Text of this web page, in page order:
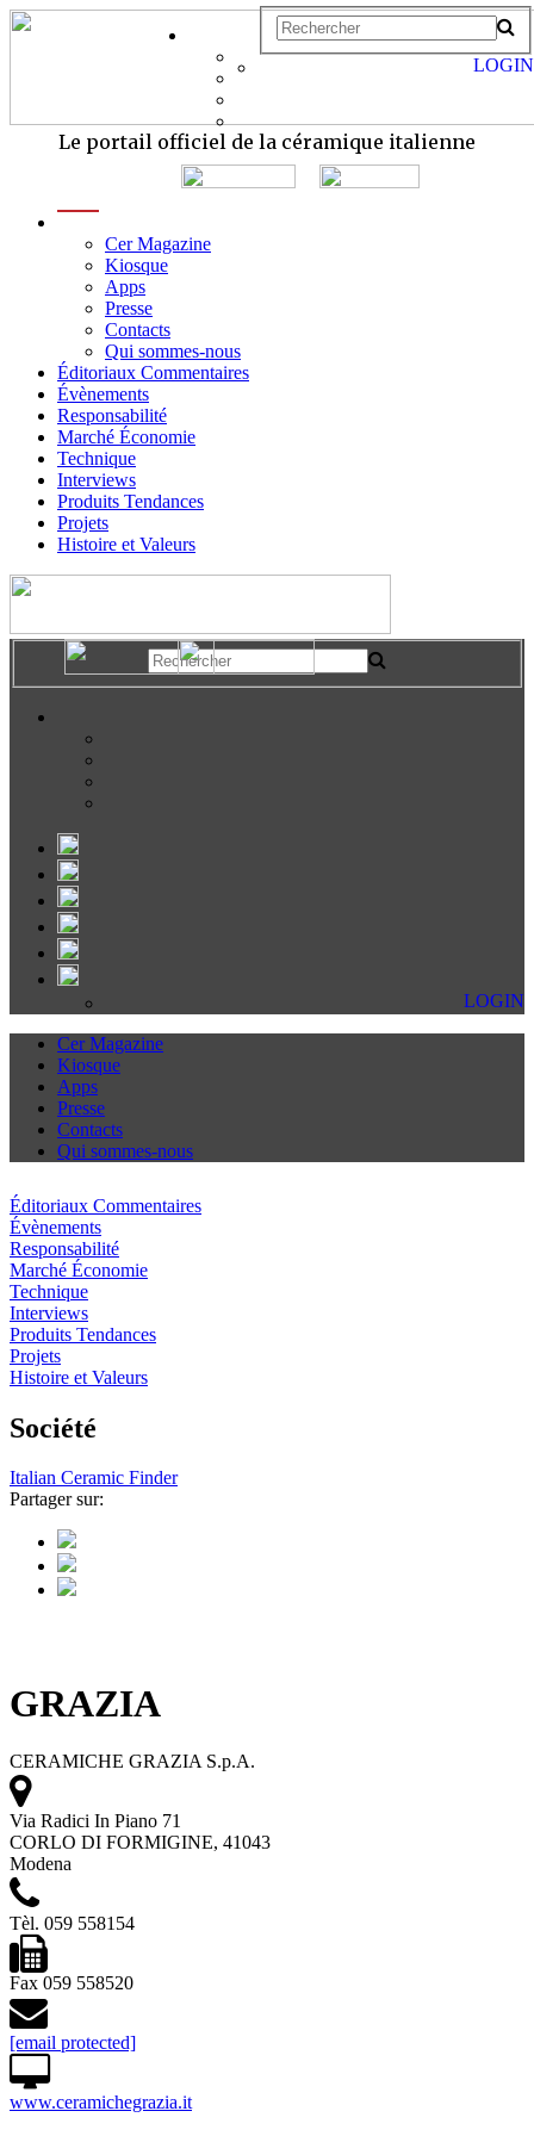
Le portail officiel de la céramique italienne
Cer Magazine
Kiosque
Apps
Presse
Contacts
Qui sommes-nous
Éditoriaux Commentaires
Évènements
Responsabilité
Marché Économie
Technique
Interviews
Produits Tendances
Projets
Histoire et Valeurs
LOGIN
LOGIN
Cer Magazine
Kiosque
Apps
Presse
Contacts
Qui sommes-nous
Éditoriaux Commentaires
Évènements
Responsabilité
Marché Économie
Technique
Interviews
Produits Tendances
Projets
Histoire et Valeurs
Société
Italian Ceramic Finder
Partager sur:
GRAZIA
CERAMICHE GRAZIA S.p.A.
Via Radici In Piano 71
CORLO DI FORMIGINE, 41043
Modena
Tèl. 059 558154
Fax 059 558520
[email protected]
www.ceramichegrazia.it